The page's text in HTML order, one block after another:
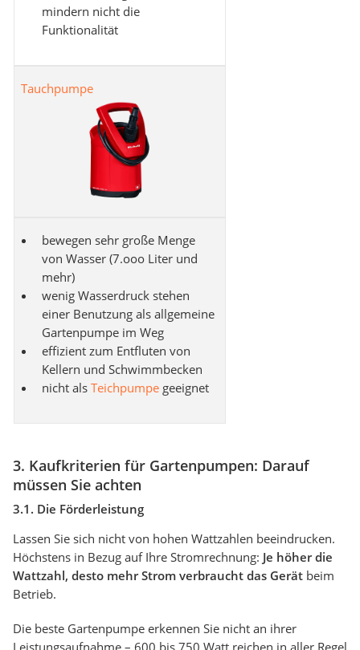
mindern nicht die
Funktionalität
Tauchpumpe
bewegen sehr große Menge
von Wasser (7.ooo Liter und
mehr)
wenig Wasserdruck stehen
einer Benutzung als allgemeine
Gartenpumpe im Weg
effizient zum Entfluten von
Kellern und Schwimmbecken
nicht als Teichpumpe geeignet
3. Kaufkriterien für Gartenpumpen: Darauf
müssen Sie achten
3.1. Die Förderleistung
Lassen Sie sich nicht von hohen Wattzahlen beeindrucken.
Höchstens in Bezug auf Ihre Stromrechnung: Je höher die
Wattzahl, desto mehr Strom verbraucht das Gerät beim
Betrieb.
Die beste Gartenpumpe erkennen Sie nicht an ihrer
Leistungsaufnahme – 600 bis 750 Watt reichen in aller Regel